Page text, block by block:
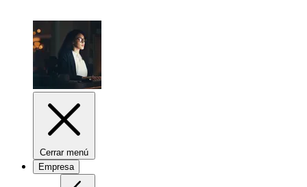
Cerrar menú
Empresa